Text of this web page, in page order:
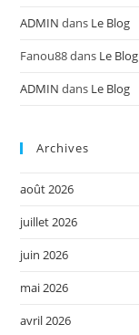
ADMIN dans Le Blog
Fanou88dans Le Blog
ADMIN dans Le Blog
Archives
août 2026
juillet 2026
juin 2026
mai 2026
avril 2026